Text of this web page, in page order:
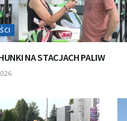
NA STACJACH PALIW